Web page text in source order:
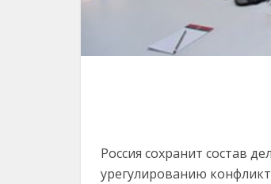
Россия сохранит состав
урегулированию